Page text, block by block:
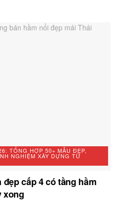
TỔNG HỢP 50+ MẪU ĐẸP,
NGHIỆM XÂY DỰNG TỪ
cấp 4 có tầng hầm
xong